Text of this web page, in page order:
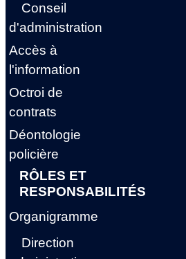
Conseil
d'administration
Accès à
l'information
Octroi de
contrats
Déontologie
policière
RÔLES ET
RESPONSABILITÉS
Organigramme
Direction